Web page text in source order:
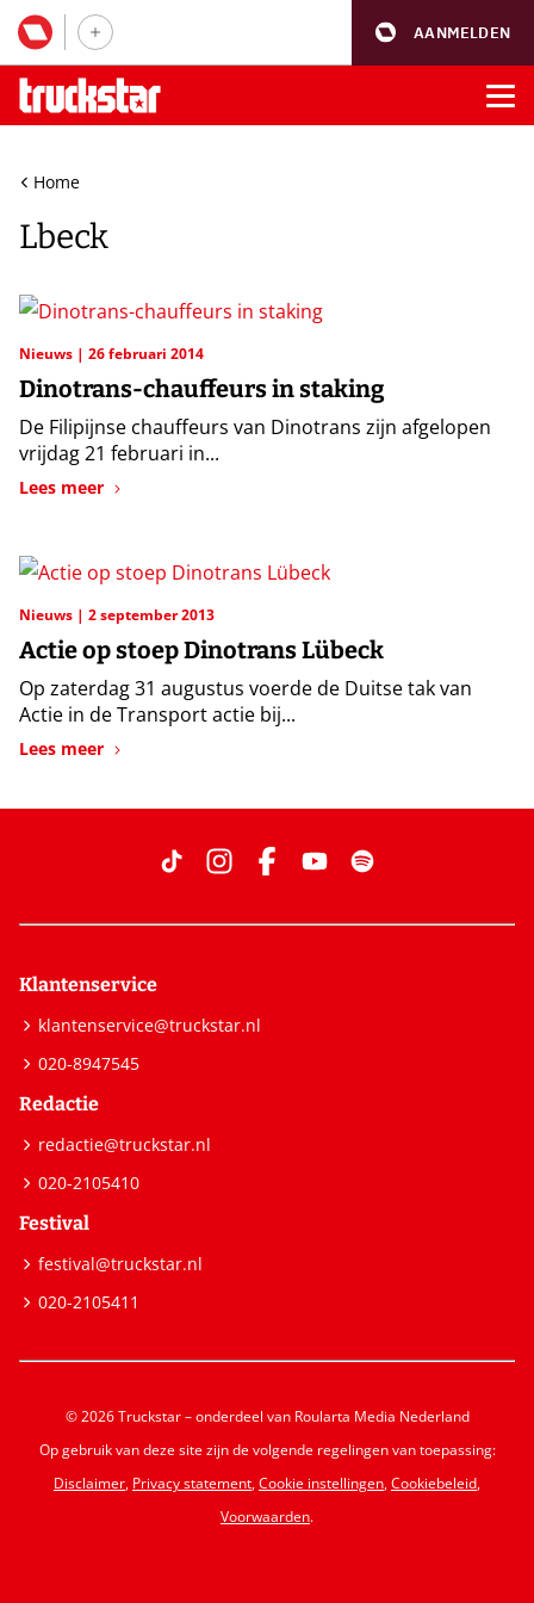
AANMELDEN
Home
Lbeck
Nieuws 26 februari 2014
Dinotrans-chauffeurs in staking
De Filipijnse chauffeurs van Dinotrans zijn afgelopen
vrijdag 21 februari in...
Lees meer
Nieuws 2 september 2013
Actie op stoep Dinotrans Lübeck
Op zaterdag 31 augustus voerde de Duitse tak van
Actie in de Transport actie bij...
Lees meer
Klantenservice
klantenservice@truckstar.nl
020-8947545
Redactie
redactie@truckstar.nl
020-2105410
Festival
festival@truckstar.nl
020-2105411
© 2026 Truckstar – onderdeel van Roularta Media Nederland
Op gebruik van deze site zijn de volgende regelingen van toepassing:
Disclaimer, Privacy statement,Cookie instellingen,Cookiebeleid,
Voorwaarden.